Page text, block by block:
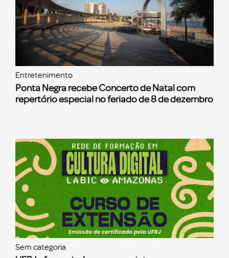
Entretenimento
Ponta Negra recebe Concerto de Natal com
repertório especial no feriado de 8 de dezembro
Sem categoria